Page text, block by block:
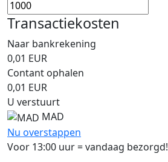
Transactiekosten
Naar bankrekening
0,01 EUR
Contant ophalen
0,01 EUR
U verstuurt
MAD
Nu overstappen
Voor 13:00 uur = vandaag bezorgd!